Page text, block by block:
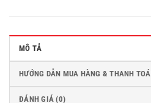
MÔ TẢ
HƯỚNG DẪN MUA HÀNG & THANH
ĐÁNH GIÁ (0)